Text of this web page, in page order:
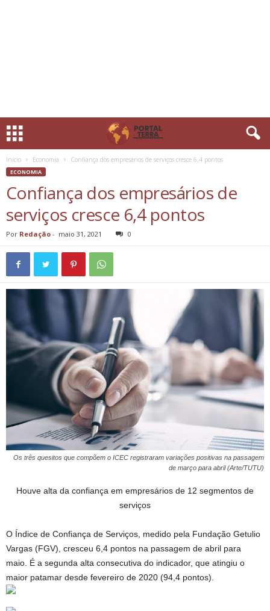
Início Economia Confiança dos empresários de serviços cresce 6,4 pontos
ECONOMIA
Confiança dos empresários de
serviços cresce 6,4 pontos
Por Redação - maio 31, 2021 0
Os três quesitos que compõem o ICEC registraram variações positivas na passagem
de março para abril (Arte/TUTU)
Houve alta da confiança em empresários de 12 segmentos de
serviços
O Índice de Confiança de Serviços, medido pela Fundação Getulio
Vargas (FGV), cresceu 6,4 pontos na passagem de abril para
maio. É a segunda alta consecutiva do indicador, que atingiu o
maior patamar desde fevereiro de 2020 (94,4 pontos).